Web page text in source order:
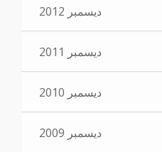
ديسمبر 2012
ديسمبر 2011
ديسمبر 2010
ديسمبر 2009